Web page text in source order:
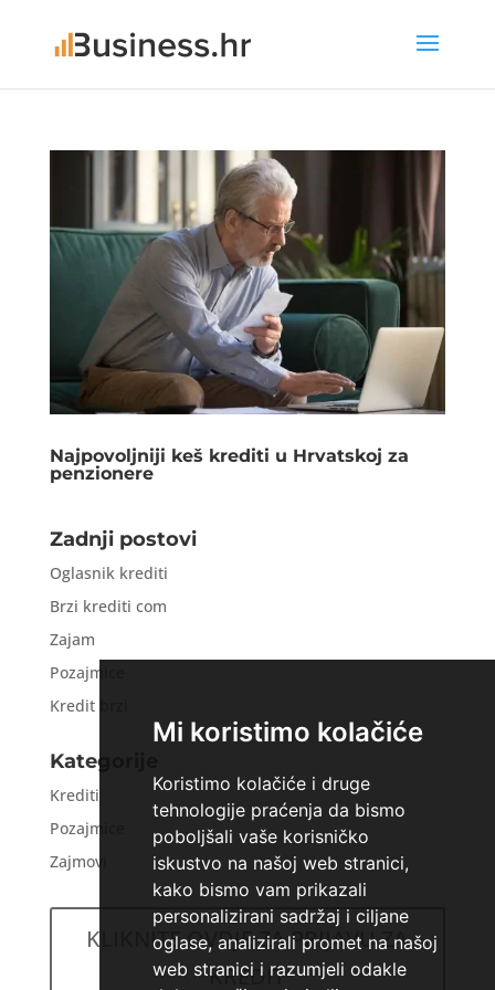
Mi koristimo kolačiće
Koristimo kolačiće i druge
tehnologije praćenja da bismo
poboljšali vaše korisničko
iskustvo na našoj web stranici,
kako bismo vam prikazali
personalizirani sadržaj i ciljane
oglase, analizirali promet na našoj
web stranici i razumjeli odakle
Najpovoljniji keš krediti u Hrvatskoj za
penzionere
Zadnji postovi
Oglasnik krediti
Brzi krediti com
Zajam
Pozajmice
Kredit brzi
Kategorije
Krediti
Pozajmice
Zajmovi
KLIKNITE OVDJE ZA PRIJAVU ZA
KREDIT